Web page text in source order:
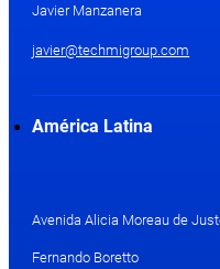
Javier Manzanera
javier@techmigroup.com
América Latina
Avenida Alicia Moreau de
Fernando Boretto